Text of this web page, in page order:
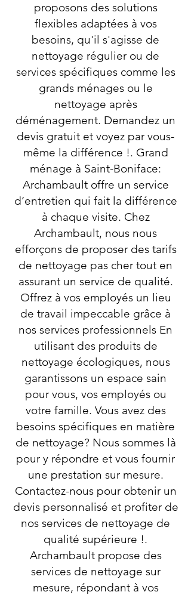
proposons des solutions
flexibles adaptées à vos
besoins, qu'il s'agisse de
nettoyage régulier ou de
services spécifiques comme les
grands ménages ou le
nettoyage après
déménagement. Demandez un
devis gratuit et voyez par vous-
même la différence !. Grand
ménage à Saint-Boniface:
Archambault offre un service
d’entretien qui fait la différence
à chaque visite. Chez
Archambault, nous nous
efforçons de proposer des tarifs
de nettoyage pas cher tout en
assurant un service de qualité.
Offrez à vos employés un lieu
de travail impeccable grâce à
nos services professionnels En
utilisant des produits de
nettoyage écologiques, nous
garantissons un espace sain
pour vous, vos employés ou
votre famille. Vous avez des
besoins spécifiques en matière
de nettoyage? Nous sommes là
pour y répondre et vous fournir
une prestation sur mesure.
Contactez-nous pour obtenir un
devis personnalisé et profiter de
nos services de nettoyage de
qualité supérieure !.
Archambault propose des
services de nettoyage sur
mesure, répondant à vos